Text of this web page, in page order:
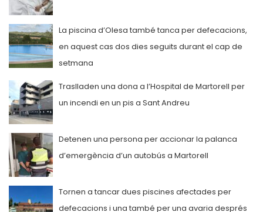
La piscina d’Olesa també tanca per defecacions,
en aquest cas dos dies seguits durant el cap de
setmana
Traslladen una dona a l’Hospital de Martorell per
un incendi en un pis a Sant Andreu
Detenen una persona per accionar la palanca
d’emergència d’un autobús a Martorell
Tornen a tancar dues piscines afectades per
defecacions i una també per una avaria després